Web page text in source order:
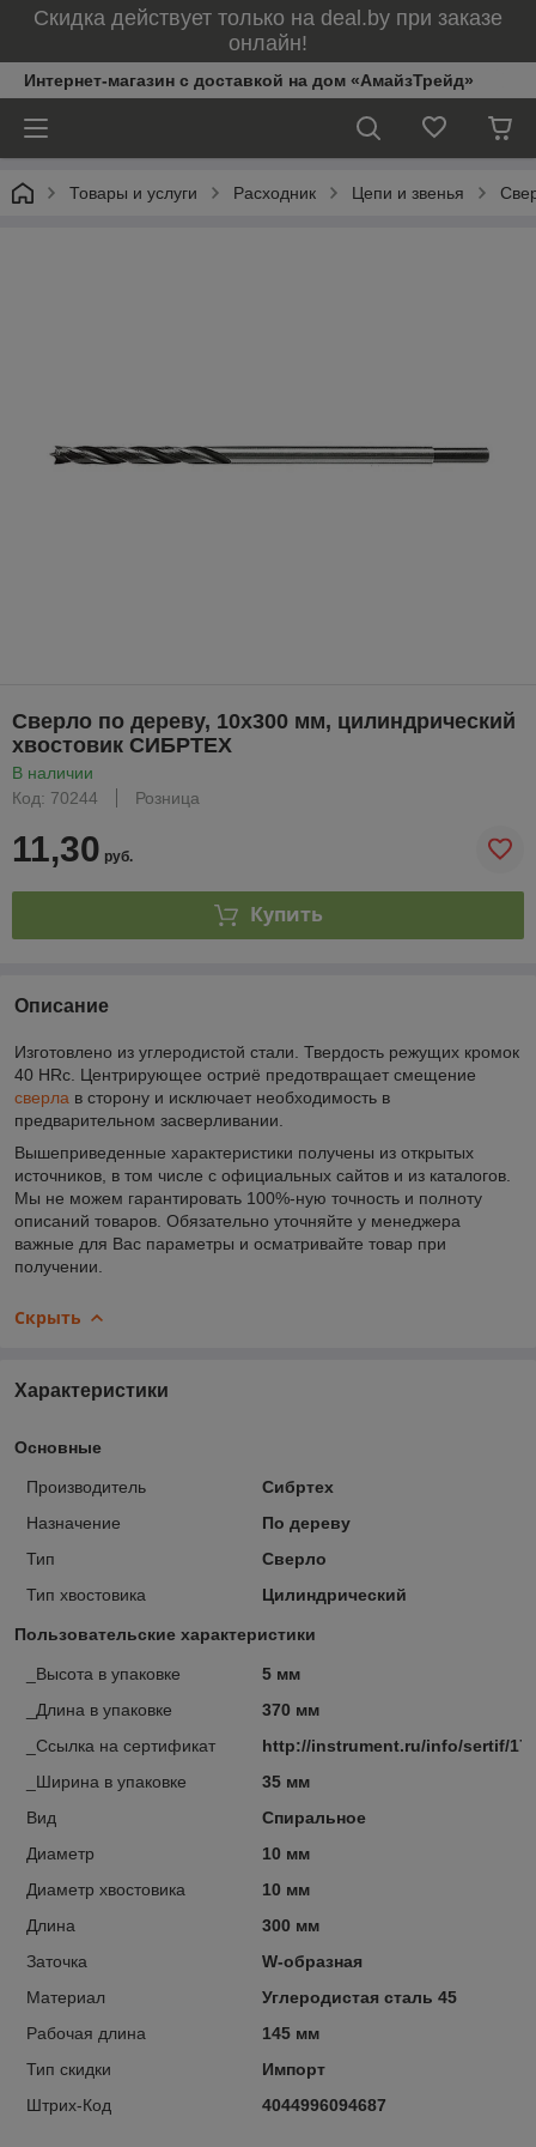
Скидка действует только на deal.by при заказе
онлайн!
Интернет-магазин с доставкой на дом «АмайзТрейд»
Товары и услуги Расходник Цепи и звенья
Сверло по дереву, 10х300 мм, цилиндрический
хвостовик СИБРТЕХ
В наличии
Код: 70244
Розница
11,30 руб.
Купить
Описание
Изготовлено из углеродистой стали. Твердость режущих кромок
40 HRc. Центрирующее остриё предотвращает смещение
сверла в сторону и исключает необходимость в
предварительном засверливании.
Вышеприведенные характеристики получены из открытых
источников, в том числе с официальных сайтов и из каталогов.
Мы не можем гарантировать 100%-ную точность и полноту
описаний товаров. Обязательно уточняйте у менеджера
важные для Вас параметры и осматривайте товар при
получении.
Скрыть
Характеристики
Основные
Производитель
Сибртех
Назначение
По дереву
Тип
Сверло
Тип хвостовика
Цилиндрический
Пользовательские характеристики
_Высота в упаковке
5 мм
_Длина в упаковке
370 мм
_Ссылка на сертификат
http://instrument.ru/info/sertif/
_Ширина в упаковке
35 мм
Вид
Спиральное
Диаметр
10 мм
Диаметр хвостовика
10 мм
Длина
300 мм
Заточка
W-образная
Материал
Углеродистая сталь 45
Рабочая длина
145 мм
Тип скидки
Импорт
Штрих-Код
4044996094687